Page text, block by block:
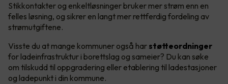
Stikkontakter og enkeltløsninger bruker mer strøm enn en
felles løsning, og sikrer en langt mer rettferdig fordeling av
strømutgiftene.
Visste du at mange kommuner også har støtteordninger
for ladeinfrastruktur i borettslag og sameier? Du kan søke
om tilskudd til oppgradering eller etablering til ladestasjoner
og ladepunkt i din kommune.